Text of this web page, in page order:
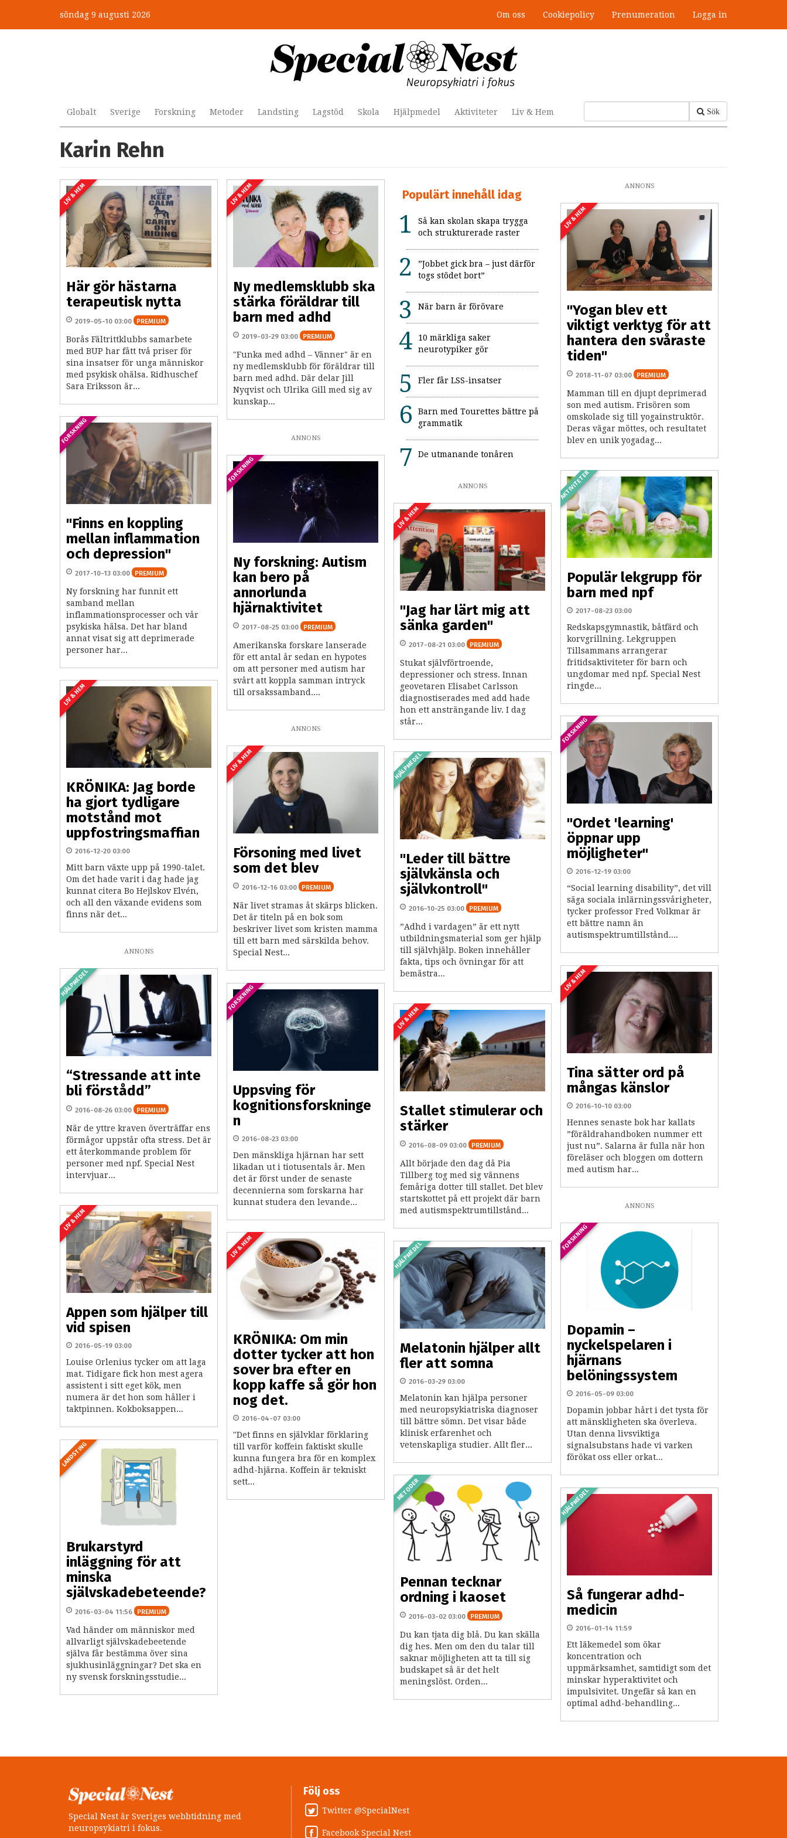
huvudinnehåll
söndag 9 augusti 2026 Om oss Cookiepolicy Prenumeration Logga in
Sök
Globalt Sverige Forskning Metoder Landsting Lagstöd Skola Hjälpmedel Aktiviteter Liv & Hem
Karin Rehn
LIV & HEM
Här gör hästarna
terapeutisk nytta
2019-05-10 03:00 PREMIUM
Borås Fältrittklubbs samarbete
med BUP har fått två priser för
sina insatser för unga människor
med psykisk ohälsa. Ridhuschef
Sara Eriksson är...
LIV & HEM
Ny medlemsklubb ska
stärka föräldrar till
barn med adhd
2019-03-29 03:00 PREMIUM
"Funka med adhd – Vänner" är en
ny medlemsklubb för föräldrar till
barn med adhd. Där delar Jill
Nyqvist och Ulrika Gill med sig av
kunskap...
Populärt innehåll idag
Så kan skolan skapa trygga
och strukturerade raster
”Jobbet gick bra – just därför
togs stödet bort”
När barn är förövare
10 märkliga saker
neurotypiker gör
Fler får LSS-insatser
Barn med Tourettes bättre på
grammatik
De utmanande tonåren
ANNONS
LIV & HEM
"Yogan blev ett
viktigt verktyg för att
hantera den svåraste
tiden"
2018-11-07 03:00 PREMIUM
Mamman till en djupt deprimerad
son med autism. Frisören som
omskolade sig till yogainstruktör.
Deras vägar möttes, och resultatet
blev en unik yogadag...
FORSKNING
"Finns en koppling
mellan inflammation
och depression"
2017-10-13 03:00 PREMIUM
Ny forskning har funnit ett
samband mellan
inflammationsprocesser och vår
psykiska hälsa. Det har bland
annat visat sig att deprimerade
personer har...
ANNONS
FORSKNING
Ny forskning: Autism
kan bero på
annorlunda
hjärnaktivitet
2017-08-25 03:00 PREMIUM
Amerikanska forskare lanserade
för ett antal år sedan en hypotes
om att personer med autism har
svårt att koppla samman intryck
till orsakssamband....
AKTIVITETER
Populär lekgrupp för
barn med npf
2017-08-23 03:00
Redskapsgymnastik, båtfärd och
korvgrillning. Lekgruppen
Tillsammans arrangerar
fritidsaktiviteter för barn och
ungdomar med npf. Special Nest
ringde...
ANNONS
LIV & HEM
"Jag har lärt mig att
sänka garden"
2017-08-21 03:00 PREMIUM
Stukat självförtroende,
depressioner och stress. Innan
geovetaren Elisabet Carlsson
diagnostiserades med add hade
hon ett ansträngande liv. I dag
står...
LIV & HEM
KRÖNIKA: Jag borde
ha gjort tydligare
motstånd mot
uppfostringsmaffian
2016-12-20 03:00
Mitt barn växte upp på 1990-talet.
Om det hade varit i dag hade jag
kunnat citera Bo Hejlskov Elvén,
och all den växande evidens som
finns när det...
FORSKNING
"Ordet 'learning'
öppnar upp
möjligheter"
2016-12-19 03:00
“Social learning disability”, det vill
säga sociala inlärningssvårigheter,
tycker professor Fred Volkmar är
ett bättre namn än
autismspektrumtillstånd....
ANNONS
LIV & HEM
Försoning med livet
som det blev
2016-12-16 03:00 PREMIUM
När livet stramas åt skärps blicken.
Det är titeln på en bok som
beskriver livet som kristen mamma
till ett barn med särskilda behov.
Special Nest...
HJÄLPMEDEL
"Leder till bättre
självkänsla och
självkontroll"
2016-10-25 03:00 PREMIUM
”Adhd i vardagen” är ett nytt
utbildningsmaterial som ger hjälp
till självhjälp. Boken innehåller
fakta, tips och övningar för att
bemästra...
ANNONS
LIV & HEM
Tina sätter ord på
mångas känslor
2016-10-10 03:00
Hennes senaste bok har kallats
”föräldrahandboken nummer ett
just nu”. Salarna är fulla när hon
föreläser och bloggen om dottern
med autism har...
HJÄLPMEDEL
“Stressande att inte
bli förstådd”
2016-08-26 03:00 PREMIUM
När de yttre kraven överträffar ens
förmågor uppstår ofta stress. Det är
ett återkommande problem för
personer med npf. Special Nest
intervjuar...
FORSKNING
Uppsving för
kognitionsforskninge
n
2016-08-23 03:00
Den mänskliga hjärnan har sett
likadan ut i tiotusentals år. Men
det är först under de senaste
decennierna som forskarna har
kunnat studera den levande...
LIV & HEM
Stallet stimulerar och
stärker
2016-08-09 03:00 PREMIUM
Allt började den dag då Pia
Tillberg tog med sig vännens
femåriga dotter till stallet. Det blev
startskottet på ett projekt där barn
med autismspektrumtillstånd...
ANNONS
LIV & HEM
Appen som hjälper till
vid spisen
2016-05-19 03:00
Louise Orlenius tycker om att laga
mat. Tidigare fick hon mest agera
assistent i sitt eget kök, men
numera är det hon som håller i
taktpinnen. Kokboksappen...
FORSKNING
Dopamin –
nyckelspelaren i
hjärnans
belöningssystem
2016-05-09 03:00
Dopamin jobbar hårt i det tysta för
att mänskligheten ska överleva.
Utan denna livsviktiga
signalsubstans hade vi varken
förökat oss eller orkat...
LIV & HEM
KRÖNIKA: Om min
dotter tycker att hon
sover bra efter en
kopp kaffe så gör hon
nog det.
2016-04-07 03:00
"Det finns en självklar förklaring
till varför koffein faktiskt skulle
kunna fungera bra för en komplex
adhd-hjärna. Koffein är tekniskt
sett...
HJÄLPMEDEL
Melatonin hjälper allt
fler att somna
2016-03-29 03:00
Melatonin kan hjälpa personer
med neuropsykiatriska diagnoser
till bättre sömn. Det visar både
klinisk erfarenhet och
vetenskapliga studier. Allt fler...
LANDSTING
Brukarstyrd
inläggning för att
minska
självskadebeteende?
2016-03-04 11:56 PREMIUM
Vad händer om människor med
allvarligt självskadebeetende
själva får bestämma över sina
sjukhusinläggningar? Det ska en
ny svensk forskningsstudie...
METODER
Pennan tecknar
ordning i kaoset
2016-03-02 03:00 PREMIUM
Du kan tjata dig blå. Du kan skälla
dig hes. Men om den du talar till
saknar möjligheten att ta till sig
budskapet så är det helt
meningslöst. Orden...
HJÄLPMEDEL
Så fungerar adhd-
medicin
2016-01-14 11:59
Ett läkemedel som ökar
koncentration och
uppmärksamhet, samtidigt som det
minskar hyperaktivitet och
impulsivitet. Ungefär så kan en
optimal adhd-behandling...
Special Nest är Sveriges webbtidning med
neuropsykiatri i fokus.
Följ oss
Twitter @SpecialNest
Facebook Special Nest